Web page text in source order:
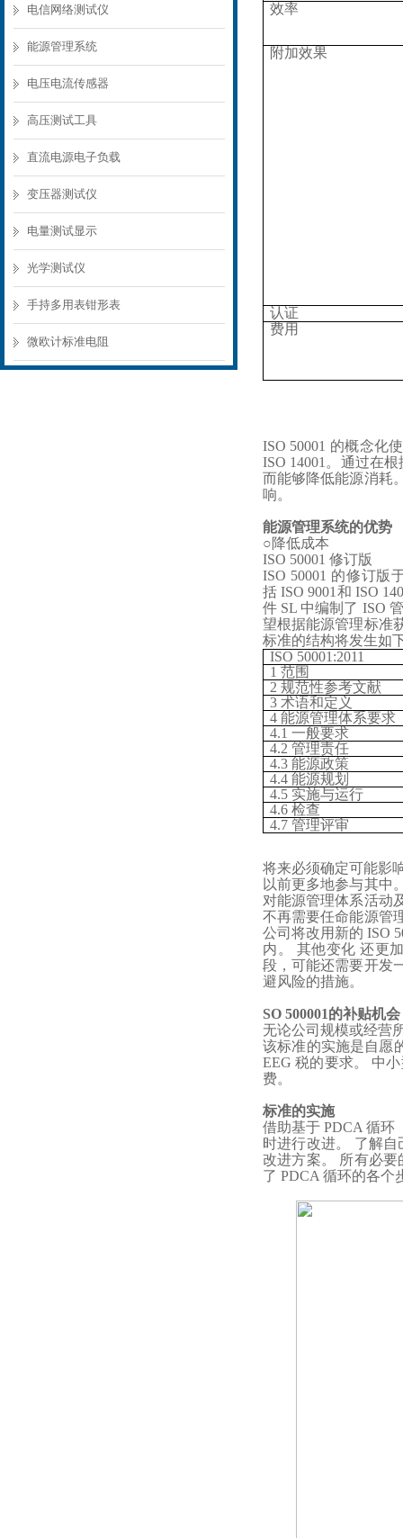
电信网络测试仪
能源管理系统
电压电流传感器
高压测试工具
直流电源电子负载
变压器测试仪
电量测试显示
光学测试仪
手持多用表钳形表
微欧计标准电阻
效率
附加效果
认证
费用
ISO 50001 的概念化
ISO 14001。通过在
而能够降低能源消耗
响。
能源管理系统的优势
○降低成本
ISO 50001 修订版
ISO 50001 的修订版
括 ISO 9001和 ISO
件 SL 中编制了 ISO
望根据能源管理标准
标准的结构将发生如
ISO 50001:2011
1 范围
2 规范性参考文献
3 术语和定义
4 能源管理体系要求
4.1 一般要求
4.2 管理责任
4.3 能源政策
4.4 能源规划
4.5 实施与运行
4.6 检查
4.7 管理评审
将来必须确定可能影
以前更多地参与其中
对能源管理体系活动
不再需要任命能源管
公司将改用新的 ISO
内。 其他变化 还更
段，可能还需要开发
避风险的措施。
SO 500001的补贴机会
无论公司规模或经营
该标准的实施是自愿
EEG 税的要求。 中
费。
标准的实施
借助基于 PDCA 循环
时进行改进。 了解
改进方案。 所有必
了 PDCA 循环的各个